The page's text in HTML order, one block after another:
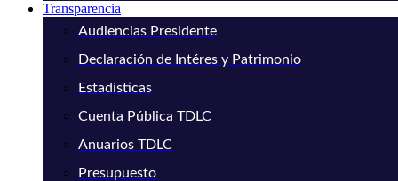
Transparencia
Audiencias Presidente
Declaración de Intéres y Patrimonio
Estadísticas
Cuenta Pública TDLC
Anuarios TDLC
Presupuesto